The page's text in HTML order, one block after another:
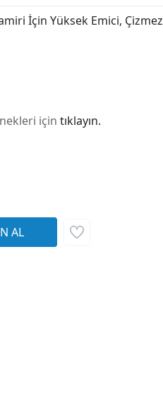
İçin Yüksek Emici, Çizmez
için tıklayın.